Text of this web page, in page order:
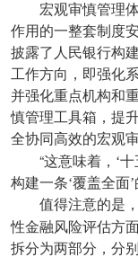
宏观审慎管理
作用的一整套制度
披露了人民银行构
工作方向，即强化
并强化重点机构和
慎管理工具箱，提
全协同高效的宏观
“这意味着，‘
构建一条‘覆盖全面
值得注意的是
性金融风险评估方
拆分为两部分，分